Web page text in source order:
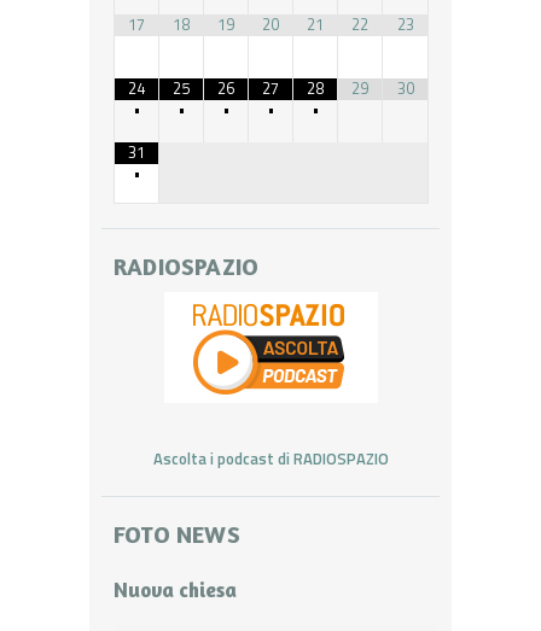
17
18 19 20 21 22 23
24
•
25
•
26
•
27
•
28
•
29 30
31
•
RADIOSPAZIO
Ascolta i podcast di RADIOSPAZIO
FOTO NEWS
Nuova chiesa